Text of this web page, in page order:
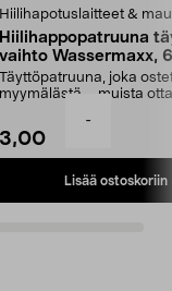
-
Hiilihapotuslaitteet &
Hiilihappopatruuna
vaihto Wassermaxx,
Täyttöpatruuna, joka
myymälästä – muista
3,00
Lisää ostoskoriin